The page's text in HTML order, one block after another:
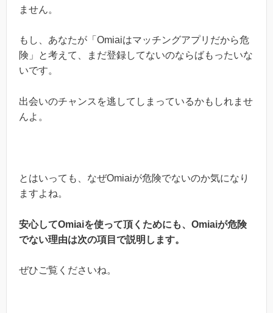
ません。
もし、あなたが「Omiaiはマッチングアプリだから危
険」と考えて、まだ登録してないのならばもったいな
いです。
出会いのチャンスを逃してしまっているかもしれませ
んよ。
とはいっても、なぜOmiaiが危険でないのか気になり
ますよね。
安心してOmiaiを使って頂くためにも、Omiaiが危険
でない理由は次の項目で説明します。
ぜひご覧くださいね。